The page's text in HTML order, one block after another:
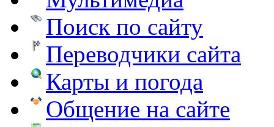
Поиск по сайту
Переводчики сайта
Карты и погода
Общение на сайте